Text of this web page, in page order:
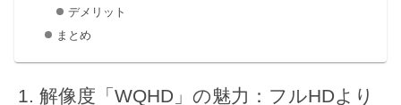
デメリット
まとめ
解像度「WQHD」の魅力：フルHDより